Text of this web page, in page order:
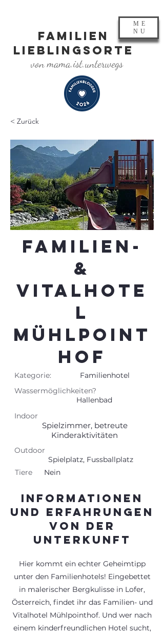
FAMILIEN
LIEBLINGSORTE
von mama.ist.unterwegs
ME
NU
< Zurück
Familien-
&
Vitalhote
l
Mühlpoint
hof
Kategorie:
Familienhotel
Wassermöglichkeiten?
Hallenbad
Indoor
Spielzimmer, betreute
Kinderaktivitäten
Outdoor
Spielplatz, Fussballplatz
Tiere
Nein
Informationen
und Erfahrungen
von der
Unterkunft
Hier kommt ein echter Geheimtipp
unter den Familienhotels! Eingebettet
in malerischer Bergkulisse in Lofer,
Österreich, findet ihr das Familien- und
Vitalhotel Mühlpointhof. Und wer nach
einem kinderfreundlichen Hotel sucht,